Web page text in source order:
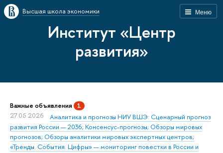
Меню
Высшая школа экономики
Институт «Центр
развития»
Важные объявления 1
27.05.2026
Аналитика и прогнозы НИУ ВШЭ: Сценарный прогноз
развития России — 2036; Консенсус-прогнозы; Обзоры мировых
прогнозов; Обзоры аналитики мировых экспертных центров;
«Тренды. События. Цифры» — мониторинг повестки в России и